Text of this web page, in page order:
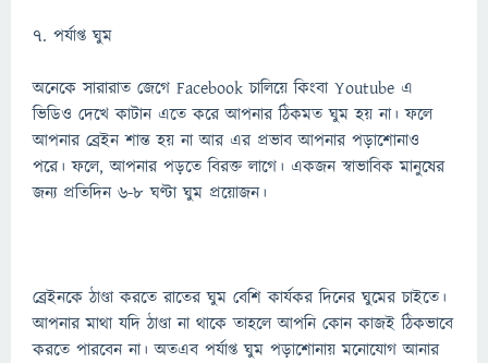
৭. পর্যাপ্ত ঘুম
অনেকে সারারাত জেগে Facebook চালিয়ে কিংবা Youtube এ
ভিডিও দেখে কাটান এতে করে আপনার ঠিকমত ঘুম হয় না। ফলে
আপনার ব্রেইন শান্ত হয় না আর এর প্রভাব আপনার পড়াশোনাও
পরে। ফলে, আপনার পড়তে বিরক্ত লাগে। একজন স্বাভাবিক মানুষের
জন্য প্রতিদিন ৬-৮ ঘণ্টা ঘুম প্রয়োজন।
ব্রেইনকে ঠাণ্ডা করতে রাতের ঘুম বেশি কার্যকর দিনের ঘুমের চাইতে।
আপনার মাথা যদি ঠাণ্ডা না থাকে তাহলে আপনি কোন কাজই ঠিকভাবে
করতে পারবেন না। অতএব পর্যাপ্ত ঘুম পড়াশোনায় মনোযোগ আনার